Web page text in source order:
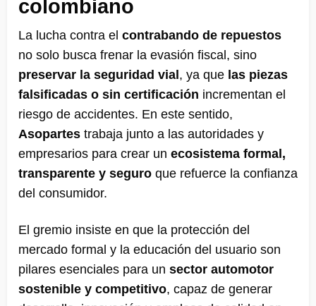
colombiano
La lucha contra el contrabando de repuestos
no solo busca frenar la evasión fiscal, sino
preservar la seguridad vial , ya que las piezas
falsificadas o sin certificación incrementan el
riesgo de accidentes. En este sentido,
Asopartes trabaja junto a las autoridades y
empresarios para crear un ecosistema formal,
transparente y seguro que refuerce la confianza
del consumidor.
El gremio insiste en que la protección del
mercado formal y la educación del usuario son
pilares esenciales para un sector automotor
sostenible y competitivo, capaz de generar